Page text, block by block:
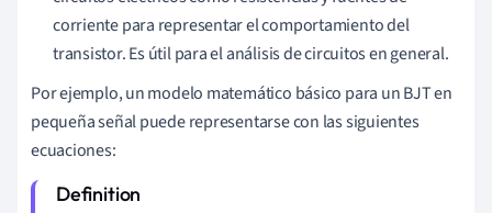
corriente para representar el comportamiento del
transistor. Es útil para el análisis de circuitos en general.
Por ejemplo, un modelo matemático básico para un BJT en
pequeña señal puede representarse con las siguientes
ecuaciones: